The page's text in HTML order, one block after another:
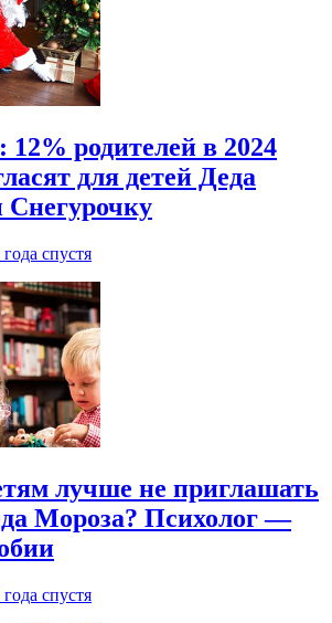
12% родителей в 2024
для детей Деда
года спустя
лучше не приглашать
Мороза? Психолог —
года спустя